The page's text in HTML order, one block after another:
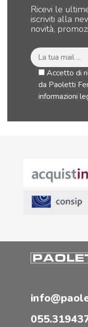
Ricevi le
iscriviti alla
novità,
Accetto di
da Paoletti
informazioni